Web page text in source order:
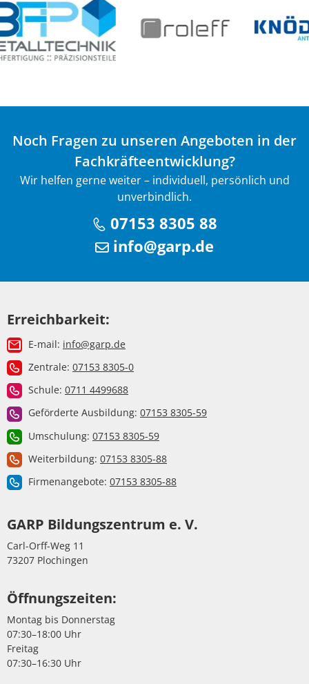
Noch Fragen zu unseren Angeboten in der
Fachkräfteentwicklung?
Wir helfen gerne weiter – individuell, persönlich und
unverbindlich.
07153 8305 88
info@garp.de
Erreichbarkeit:
E-mail: info@garp.de
Zentrale: 07153 8305-0
Schule: 0711 4499688
Geförderte Ausbildung: 07153 8305-59
Umschulung: 07153 8305-59
Weiterbildung: 07153 8305-88
Firmenangebote: 07153 8305-88
GARP Bildungszentrum e. V.
Carl-Orff-Weg 11
73207 Plochingen
Öffnungszeiten:
Montag bis Donnerstag
07:30–18:00 Uhr
Freitag
07:30–16:30 Uhr